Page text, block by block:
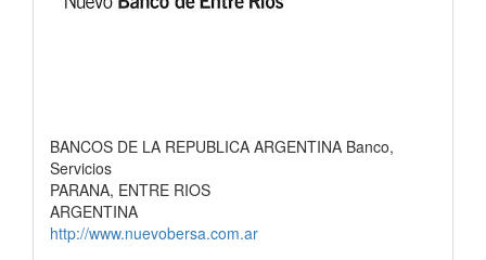
BANCOS DE LA REPUBLICA ARGENTINA Banco,
Servicios
PARANA, ENTRE RIOS
ARGENTINA
http://www.nuevobersa.com.ar